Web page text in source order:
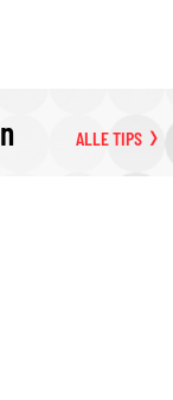
ALLE TIPS